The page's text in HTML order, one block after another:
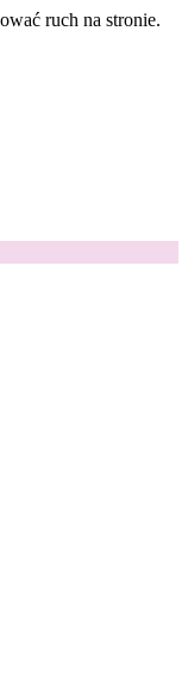
ruch na stronie.